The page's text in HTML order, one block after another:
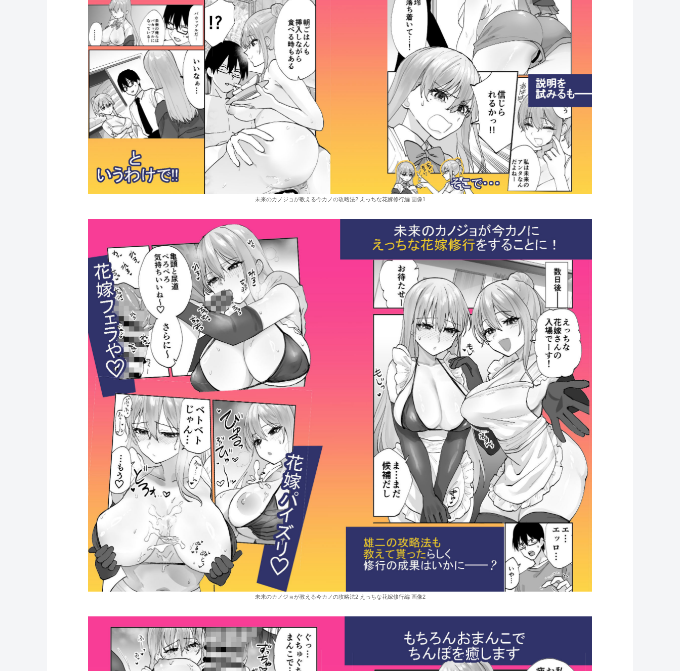
未来のカノジョが教える今カノの攻略法2 えっちな花嫁修行編 画像1
未来のカノジョが教える今カノの攻略法2 えっちな花嫁修行編 画像2